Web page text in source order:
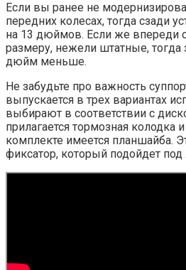
Если вы ранее не
передних колесах, тогда сзади
на 13 дюймов. Если же впереди
размеру, нежели штатные, тогда
дюйм меньше.
Не забудьте про важность
выпускается в трех вариантах
выбирают в соответствии с
прилагается тормозная
комплекте имеется планшайба.
фиксатор, который подойдет под